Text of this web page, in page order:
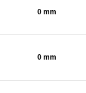
0 mm
0 mm